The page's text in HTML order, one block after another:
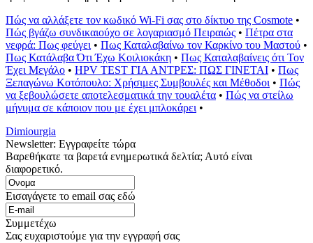
Πώς να αλλάξετε τον κωδικό Wi-Fi σας στο δίκτυο της Cosmote •
Πώς βγάζω συνδικαιούχο σε λογαριασμό Πειραιώς • Πέτρα στα
νεφρά: Πως φεύγει • Πως Καταλαβαίνω τον Καρκίνο του Μαστού •
Πως Κατάλαβα Ότι Έχω Κοιλιοκάκη • Πως Καταλαβαίνεις ότι Τον
Έχει Μεγάλο • HPV TEST ΓΙΑ ΑΝΤΡΕΣ: ΠΩΣ ΓΙΝΕΤΑΙ • Πως
Ξεπαγώνω Κοτόπουλο: Χρήσιμες Συμβουλές και Μέθοδοι • Πώς
να ξεβουλώσετε αποτελεσματικά την τουαλέτα • Πώς να στείλω
μήνυμα σε κάποιον που με έχει μπλοκάρει •
Dimiourgia
Newsletter: Εγγραφείτε τώρα
Βαρεθήκατε τα βαρετά ενημερωτικά δελτία; Αυτό είναι
διαφορετικό.
Εισαγάγετε το email σας εδώ
Συμμετέχω
Σας ευχαριστούμε για την εγγραφή σας